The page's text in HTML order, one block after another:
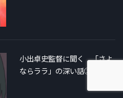
小出卓史監督に聞く 「さよ
ならララ」の深い話②